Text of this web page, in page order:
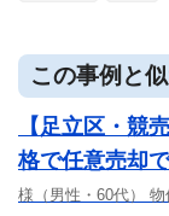
この事例と
【足立区・競
格で任意売却
様（男性・60代）